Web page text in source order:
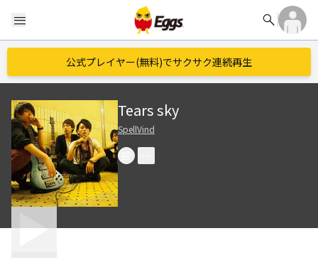
menu search
公式プレイヤー(無料)でサクサク連続再生
Tears sky
SpellVind